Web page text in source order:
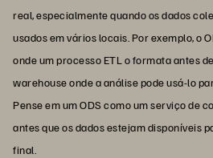
real, especialmente quando os dados
usados em vários locais. Por exemplo, o
onde um processo ETL o formata antes
warehouse onde a análise pode usá-lo
Pense em um ODS como um serviço de
antes que os dados estejam disponíveis
final.